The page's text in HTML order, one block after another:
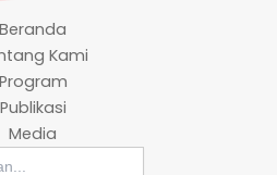
Beranda
Kami
Program
Publikasi
Media